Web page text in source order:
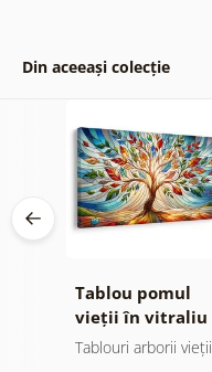
Din aceeași colecție
Tablou pomul
vieții în vitraliu
colorat
Tablouri arborii vieții